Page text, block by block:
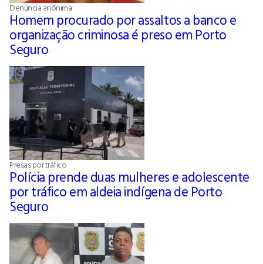
Denúncia anônima
Homem procurado por assaltos a banco e
organização criminosa é preso em Porto
Seguro
Presas por tráfico
Polícia prende duas mulheres e adolescente
por tráfico em aldeia indígena de Porto
Seguro